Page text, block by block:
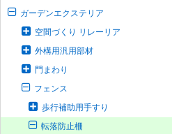
ガーデンエクステリア
空間づくり リレーリア
外構用汎用部材
門まわり
フェンス
歩行補助用手すり
転落防止柵